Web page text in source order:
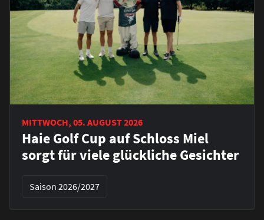
MITTWOCH, 05. AUGUST 2026
Haie Golf Cup auf Schloss Miel
sorgt für viele glückliche Gesichter
Saison 2026/2027